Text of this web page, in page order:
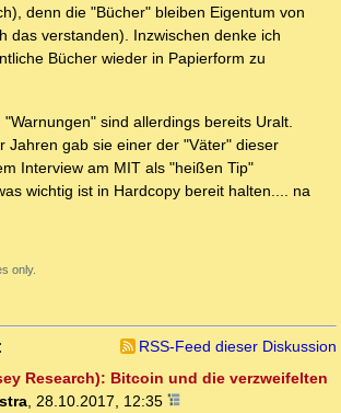
denn die "Bücher" bleiben Eigentum von
das verstanden). Inzwischen denke ich
Bücher wieder in Papierform zu
sind allerdings bereits Uralt.
Jahren gab sie einer der "Väter" dieser
Interview am MIT als "heißen Tip"
wichtig ist in Hardcopy bereit halten.... na
only.
RSS-Feed dieser Diskussion
Research): Bitcoin und die verzweifelten
, 28.10.2017, 12:35